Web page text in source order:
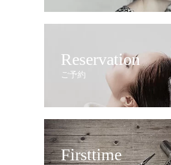
Reservation
ご予約
Firsttime